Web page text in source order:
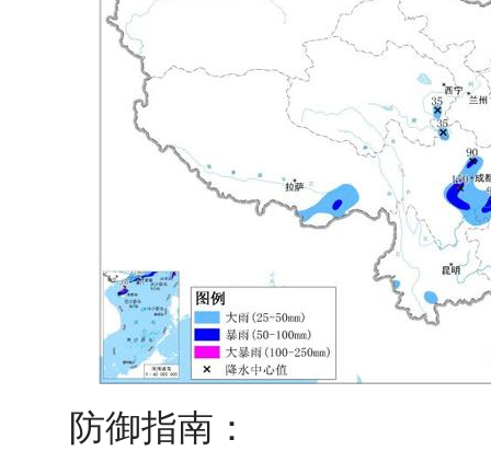
防御指南：